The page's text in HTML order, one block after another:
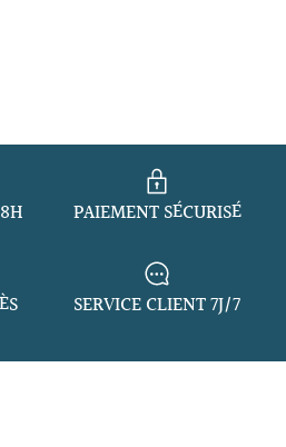
PAIEMENT SÉCURISÉ
SERVICE CLIENT 7J/7